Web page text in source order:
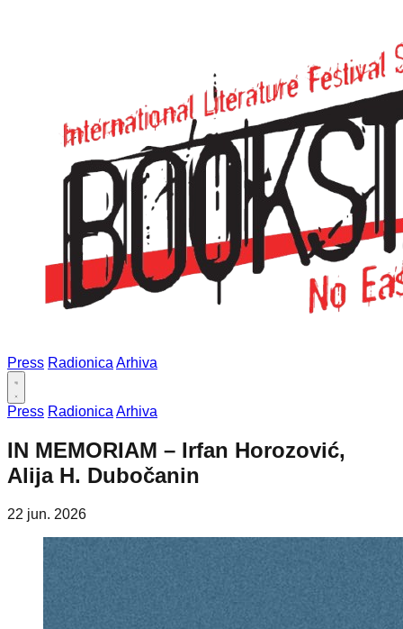
Press Radionica Arhiva
Press Radionica Arhiva
IN MEMORIAM – Irfan Horozović,
Alija H. Dubočanin
22 jun. 2026